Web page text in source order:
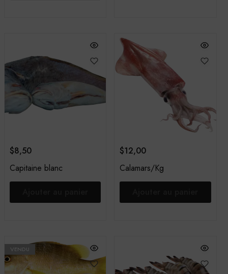
$8,50
Capitaine blanc
$12,00
Calamars/Kg
VENDU